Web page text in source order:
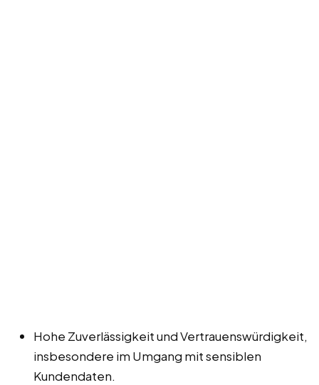
Hohe Zuverlässigkeit und Vertrauenswürdigkeit,
insbesondere im Umgang mit sensiblen
Kundendaten.